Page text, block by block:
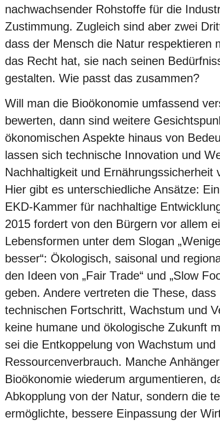
nachwachsender Rohstoffe für die
Zustimmung. Zugleich sind aber zwei
dass der Mensch die Natur respektieren
das Recht hat, sie nach seinen
gestalten. Wie passt das zusammen?
Will man die Bioökonomie umfassend
bewerten, dann sind weitere
ökonomischen Aspekte hinaus von
lassen sich technische Innovation und
Nachhaltigkeit und Ernährungssicherheit
Hier gibt es unterschiedliche Ansätze:
EKD-Kammer für nachhaltige
2015 fordert von den Bürgern vor allem
Lebensformen unter dem Slogan
besser“: Ökologisch, saisonal und
den Ideen von „Fair Trade“ und „Slow
geben. Andere vertreten die These, dass
technischen Fortschritt, Wachstum und
keine humane und ökologische Zukunft
sei die Entkoppelung von Wachstum und
Ressourcenverbrauch. Manche
Bioökonomie wiederum argumentieren,
Abkopplung von der Natur, sondern die
ermöglichte, bessere Einpassung der